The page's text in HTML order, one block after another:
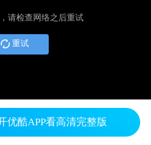
请检查网络之后重试
重试
优酷APP看高清完整版